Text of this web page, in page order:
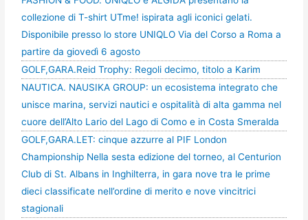
collezione di T-shirt UTme! ispirata agli iconici gelati.
Disponibile presso lo store UNIQLO Via del Corso a Roma a
partire da giovedì 6 agosto
GOLF,GARA.Reid Trophy: Regoli decimo, titolo a Karim
NAUTICA. NAUSIKA GROUP: un ecosistema integrato che
unisce marina, servizi nautici e ospitalità di alta gamma nel
cuore dell’Alto Lario del Lago di Como e in Costa Smeralda
GOLF,GARA.LET: cinque azzurre al PIF London
Championship Nella sesta edizione del torneo, al Centurion
Club di St. Albans in Inghilterra, in gara nove tra le prime
dieci classificate nell’ordine di merito e nove vincitrici
stagionali